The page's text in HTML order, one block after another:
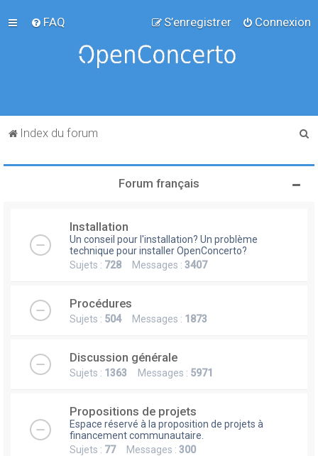
FAQ Connexion
S’enregistrer
Index du forum
Forum français
Installation
Un conseil pour l'installation? Un problème
technique pour installer OpenConcerto?
Sujets : 728 Messages : 3407
Procédures
Sujets : 504Messages : 1873
Discussion générale
Sujets : 1363 Messages : 5971
Propositions de projets
Espace réservé à la proposition de projets à
financement communautaire.
Sujets : 77Messages : 300